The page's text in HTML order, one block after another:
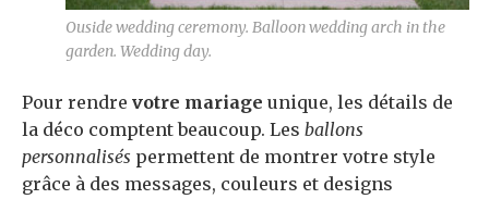
Ouside wedding ceremony. Balloon wedding arch in the
garden. Wedding day.
Pour rendre votre mariage unique, les détails de
la déco comptent beaucoup. Les ballons
personnalisés permettent de montrer votre style
grâce à des messages, couleurs et designs